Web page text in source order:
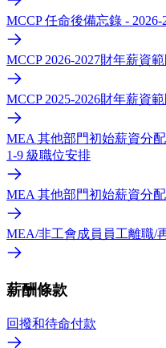
MCCP 任命後備忘錄 -
MCCP 2026-2027財年薪資範
MCCP 2025-2026財年薪資範
MEA 其他部門初始薪資分
1-9 級職位安排
MEA 其他部門初始薪資分
MEA/非工會成員員工離職/
薪酬條款
回撥和待命付款